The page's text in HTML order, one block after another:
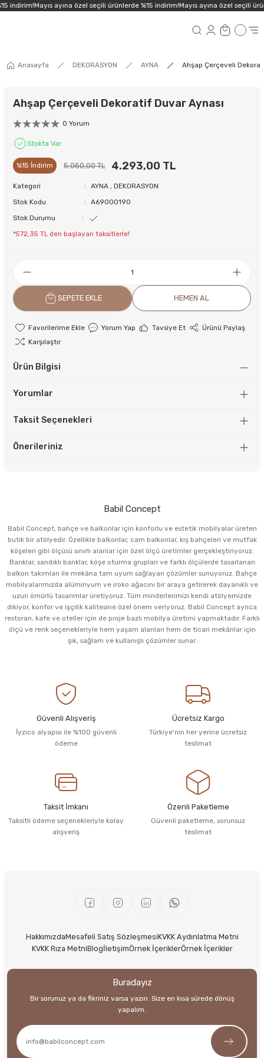
indirim!Mayıs ayına özel seçili ürünlerde %15 indirim!Mayıs ayına özel seçili
Anasayfa DEKORASYON AYNA Ahşap Çerçeveli
Ahşap Çerçeveli Dekoratif Duvar Aynası
0 Yorum
Stokta Var
%15 İndirim 5.050,00 TL 4.293,00 TL
Kategori AYNA ,DEKORASYON
Stok Kodu
A69000190
Stok Durumu
*572,35 TL den başlayan taksitlerle!
SEPETE EKLE HEMEN AL
Yorum Yap Tavsiye Et
Ürünü Paylaş
Karşılaştır
Ürün Bilgisi
Yorumlar
Taksit Seçenekleri
Önerileriniz
Babil Concept
Babil Concept, bahçe ve balkonlar için konforlu ve estetik mobilyalar üreten
butik bir atölyedir. Özellikle balkonlar, cam balkonlar, kış bahçeleri ve mutfak
köşeleri gibi ölçüsü sınırlı alanlar için özel ölçü üretimler gerçekleştiriyoruz.
Banklar, sandıklı banklar, köşe oturma grupları ve farklı ölçülerde tasarlanan
balkon takımları ile mekâna tam uyum sağlayan çözümler sunuyoruz. Bahçe
mobilyalarımızda alüminyum ve iroko ağacını bir araya getirerek dayanıklı ve
uzun ömürlü tasarımlar üretiyoruz. Tüm minderlerimizi kendi atölyemizde
dikiyor, konfor ve işçilik kalitesine özel önem veriyoruz. Babil Concept ayrıca
restoran, kafe ve oteller için de proje bazlı mobilya üretimi yapmaktadır. Farklı
ölçü ve renk seçenekleriyle hem yaşam alanları hem de ticari mekânlar için
şık, sağlam ve kullanışlı çözümler sunar.
Güvenli Alışveriş
İyzico alyapısı ile %100 güvenli
ödeme
Ücretsiz Kargo
Türkiye'nin her yerine ücretsiz
teslimat
Taksit İmkanı
Taksitli ödeme seçenekleriyle kolay
alışveriş
Özenli Paketleme
Güvenli paketleme, sorunsuz
teslimat
HakkımızdaMesafeli Satış SözleşmesiKVKK Aydınlatma Metni
KVKK Rıza MetniBlogİletişimÖrnek İçeriklerÖrnek İçerikler
Buradayız
Bir sorunuz ya da fikriniz varsa yazın. Size en kısa sürede dönüş
yapalım.